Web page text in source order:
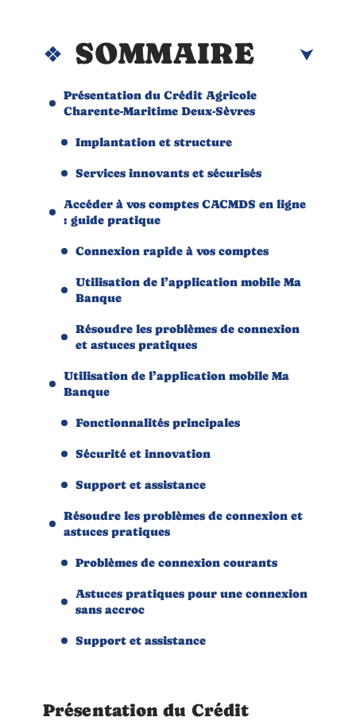
SOMMAIRE
Présentation du Crédit Agricole
Charente-Maritime Deux-Sèvres
Implantation et structure
Services innovants et sécurisés
Accéder à vos comptes CACMDS en ligne
: guide pratique
Connexion rapide à vos comptes
Utilisation de l’application mobile Ma
Banque
Résoudre les problèmes de connexion
et astuces pratiques
Utilisation de l’application mobile Ma
Banque
Fonctionnalités principales
Sécurité et innovation
Support et assistance
Résoudre les problèmes de connexion et
astuces pratiques
Problèmes de connexion courants
Astuces pratiques pour une connexion
sans accroc
Support et assistance
Présentation du Crédit